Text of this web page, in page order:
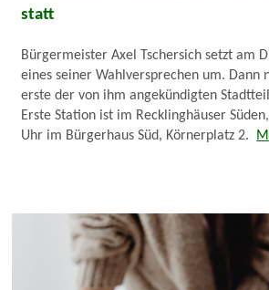
statt
Bürgermeister Axel Tschersich setzt am
eines seiner Wahlversprechen um. Dann
erste der von ihm angekündigten
Erste Station ist im Recklinghäuser
Uhr im Bürgerhaus Süd, Körnerplatz 2.